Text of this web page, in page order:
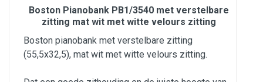
Boston Pianobank PB1/3540 met verstelbare
zitting mat wit met witte velours zitting
Boston pianobank met verstelbare zitting
(55,5x32,5), mat wit met witte velours zitting.